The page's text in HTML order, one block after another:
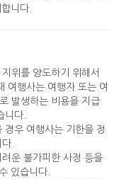
니다.
위를 양도하기 위해서
여행사는 여행자 또는 여
발생하는 비용을 지급
니다.
우 여행사는 기한을 정
.
운 불가피한 사정 등을
있습니다.